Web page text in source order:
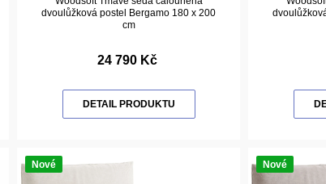
dvoulůžková postel Bergamo 180 x 200
cm
24 790 Kč
DETAIL PRODUKTU
Nové Nové